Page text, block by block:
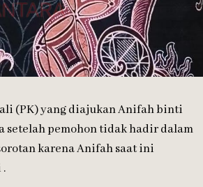
(PK) yang diajukan Anifah binti
setelah pemohon tidak hadir dalam
karena Anifah saat ini